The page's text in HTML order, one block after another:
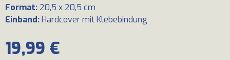
Format: 20,5 x 20,5 cm
Einband:Hardcover mit Klebebindung
19,99 €